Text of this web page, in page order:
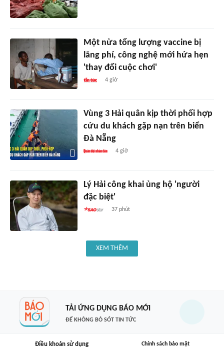
Một nửa tổng lượng vaccine bị
lãng phí, công nghệ mới hứa hẹn
'thay đổi cuộc chơi'
4 giờ
Vùng 3 Hải quân kịp thời phối hợp
cứu du khách gặp nạn trên biển
Đà Nẵng
4 giờ
Lý Hải công khai ủng hộ 'người
đặc biệt'
37 phút
XEM THÊM
TẢI ỨNG DỤNG BÁO MỚI
ĐỂ KHÔNG BỎ SÓT TIN TỨC
Điều khoản sử dụng Chính sách bảo mật